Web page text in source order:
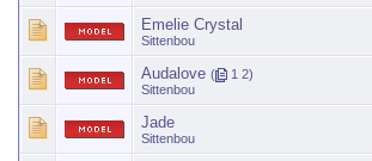
Emelie Crystal
Sittenbou
Audalove ( 1 2)
Sittenbou
Jade
Sittenbou